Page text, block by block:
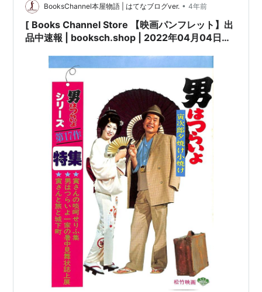
ソードを見た。黒澤明監督の新作映画『影武者』のロケ
中に主役の勝新太郎が突然、…
BooksChannel本屋物語 | はてなブログver. • 4年前
[ Books Channel Store 【映画パンフレット】出
品中速報 | booksch.shop | 2022年04月04日号
開) 監督:山田洋次 / #渥美清 倍賞千恵子 #太地喜
和子 岡田嘉子 宇野重吉 他 |